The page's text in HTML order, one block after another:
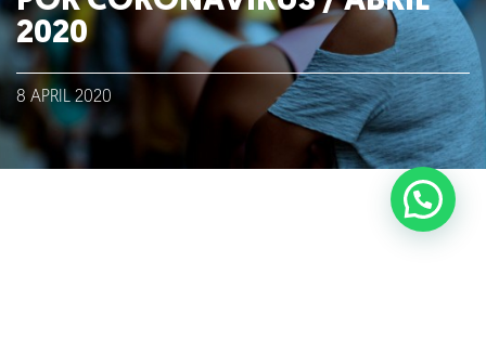
Conversemos
2020
8 APRIL 2020